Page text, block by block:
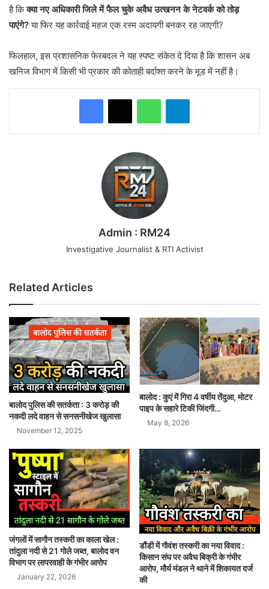
है किक्या नए अधिकारी जिले में फैल चुके अवैध उत्खनन के नेटवर्क को तोड़
पाएंगे?या फिर यह कार्रवाई महज एक रस्म अदायगी बनकर रह जाएगी?
​फिलहाल, इस प्रशासनिक फेरबदल ने यह स्पष्ट संकेत दे दिया है कि शासन अब
खनिज विभाग में किसी भी प्रकार की कोताही बर्दाश्त करने के मूड में नहीं है।
WhatsAppTelegram
Admin : RM24
Investigative Journalist & RTI Activist
Related Articles
बालोद पुलिस की सतर्कता : 3 करोड़ की
नकदी लदे वाहन से सनसनीखेज खुलासा
November 12, 2025
बालोद : कुएं में गिरा 4 वर्षीय तेंदुआ, मोटर
पाइप के सहारे टिकी जिंदगी…
May 8, 2026
जंगलों में सागौन तस्करी का काला खेल :
तांदुला नदी से 21 गोले जब्त, बालोद वन
विभाग पर लापरवाही के गंभीर आरोप
January 22, 2026
डौंडी में गौवंश तस्करी का नया विवाद :
किसान संघ पर अवैध बिक्री के गंभीर
आरोप, मौर्य मंडल ने थाने में शिकायत दर्ज
की